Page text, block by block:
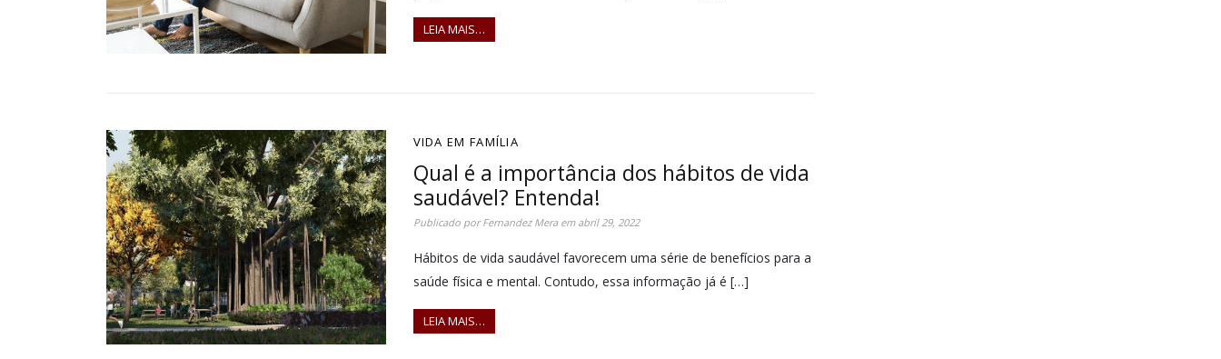
LEIA MAIS…
VIDA EM FAMÍLIA
Qual é a importância dos hábitos de vida
saudável? Entenda!
Publicado porFernandez Meraem abril 29, 2022
Hábitos de vida saudável favorecem uma série de benefícios para a
saúde física e mental. Contudo, essa informação já é […]
LEIA MAIS…